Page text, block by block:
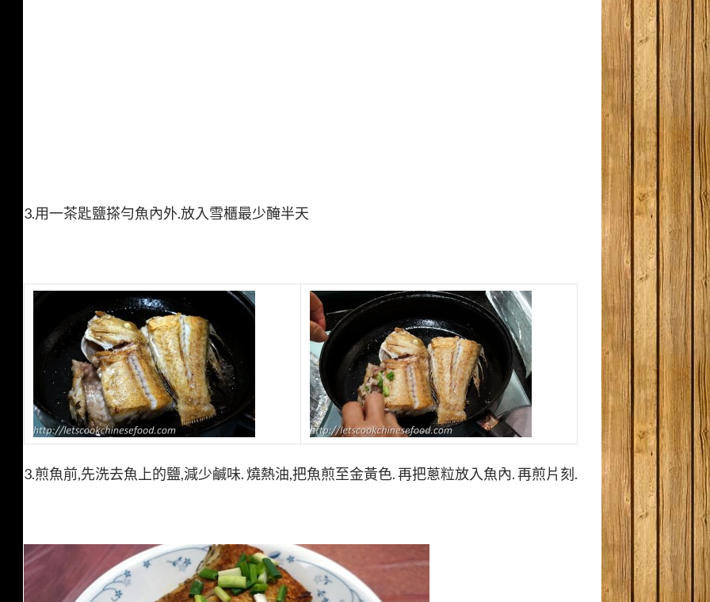
3.用一茶匙鹽搽勻魚內外.放入雪櫃最少醃半天
3.煎魚前,先洗去魚上的鹽,減少鹹味. 燒熱油,把魚煎至金黃色. 再把蔥粒放入魚內. 再煎片刻.